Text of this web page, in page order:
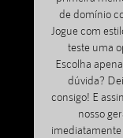
de domínio
Jogue com
teste uma
Escolha
dúvida?
consigo! E
nosso